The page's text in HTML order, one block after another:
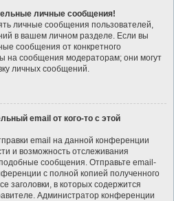
личные сообщения!
личные сообщения пользователей,
в вашем личном разделе. Если вы
сообщения от конкретного
на сообщения модераторам; они могут
личных сообщений.
email от кого-то с этой
email на данной конференции
и возможность отслеживания
сообщения. Отправьте email-
с полной копией полученного
заголовки, в которых содержится
Администратор конференции